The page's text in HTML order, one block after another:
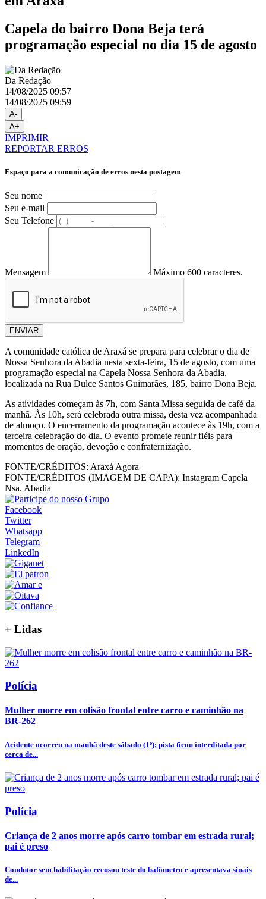
Capela do bairro Dona Beja terá
programação especial no dia 15 de agosto
Da Redação
14/08/2025 09:57
14/08/2025 09:59
A-
A+
IMPRIMIR
REPORTAR ERROS
Espaço para a comunicação de erros nesta postagem
Seu nome
Seu e-mail
Seu Telefone
Mensagem Máximo 600 caracteres.
ENVIAR
A comunidade católica de Araxá se prepara para celebrar o dia de
Nossa Senhora da Abadia nesta sexta-feira, 15 de agosto, com uma
programação especial na Capela Nossa Senhora da Abadia,
localizada na Rua Dulce Santos Guimarães, 185, bairro Dona Beja.
As atividades começam às 7h, com Santa Missa seguida de café da
manhã. Às 10h, será celebrada outra missa, desta vez acompanhada
de almoço. O encerramento da programação acontece às 19h, com a
terceira celebração do dia. O evento promete reunir fiéis para
momentos de oração, devoção e confraternização.
FONTE/CRÉDITOS: Araxá Agora
FONTE/CRÉDITOS (IMAGEM DE CAPA): Instagram Capela
Nsa. Abadia
Facebook
Twitter
Whatsapp
Telegram
LinkedIn
+ Lidas
Polícia
Mulher morre em colisão frontal entre carro e caminhão na
BR-262
Acidente ocorreu na manhã deste sábado (1º); pista ficou interditada por
cerca de...
Polícia
Criança de 2 anos morre após carro tombar em estrada rural;
pai é preso
Condutor sem habilitação recusou teste do bafômetro e apresentava sinais
de...